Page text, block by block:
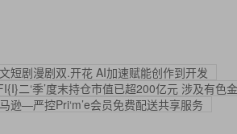
短剧漫剧双.开花 AI加速赋能创作到开发
二‘季’度末持仓市值已超200亿元 涉及有
逊—严控Pri‘m’e会员免费配送共享服务